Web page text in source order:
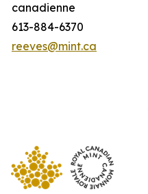
canadienne
613-884-6370
reeves@mint.ca